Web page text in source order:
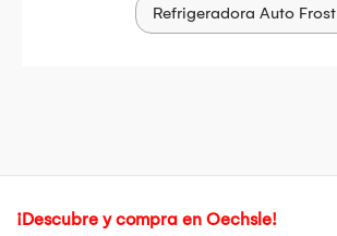
Refrigeradora Auto Frost
¡Descubre y compra en Oechsle!